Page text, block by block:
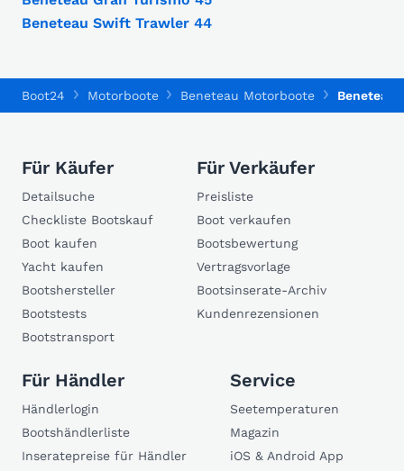
Beneteau Swift Trawler 44
Boot24 Motorboote Beneteau Motorboote Beneteau
Für Käufer
Detailsuche
Checkliste Bootskauf
Boot kaufen
Yacht kaufen
Bootshersteller
Bootstests
Bootstransport
Für Verkäufer
Preisliste
Boot verkaufen
Bootsbewertung
Vertragsvorlage
Bootsinserate-Archiv
Kundenrezensionen
Für Händler
Händlerlogin
Bootshändlerliste
Inseratepreise für Händler
Service
Seetemperaturen
Magazin
iOS & Android App